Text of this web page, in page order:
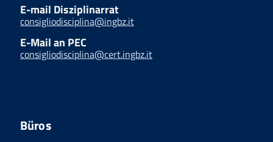
E-mail Disziplinarrat
consigliodisciplina@ingbz.it
E-Mail an PEC
consigliodisciplina@cert.ingbz.it
Büros